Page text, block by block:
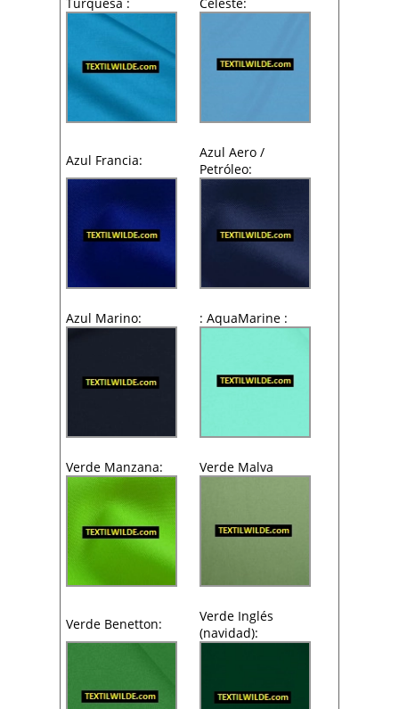
Azul Francia:
Azul Aero /
Petróleo:
Azul Marino: : AquaMarine :
Verde Manzana: Verde Malva
Verde Benetton:
Verde Inglés
(navidad):